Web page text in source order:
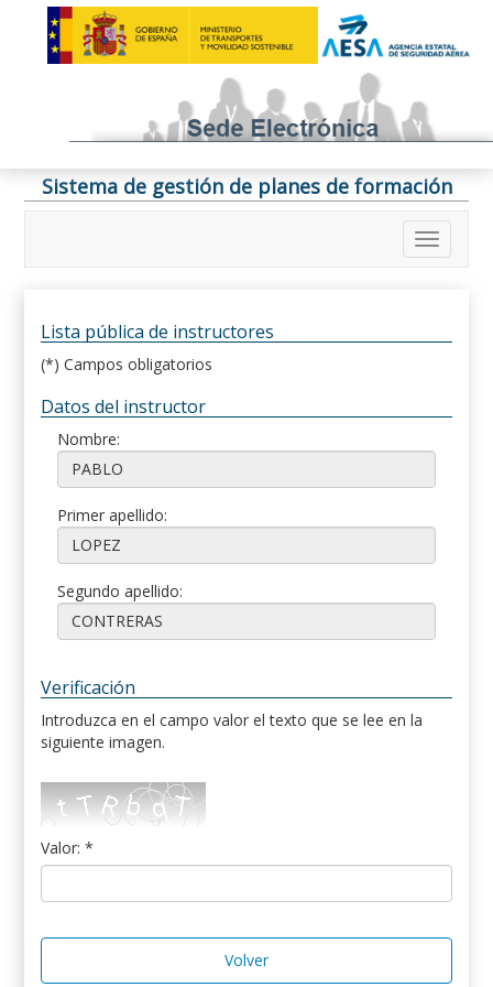
Sistema de gestión de planes de formación
Lista pública de instructores
(*) Campos obligatorios
Datos del instructor
Nombre:
Primer apellido:
Segundo apellido:
Verificación
Introduzca en el campo valor el texto que se lee en la
siguiente imagen.
Valor: *
Volver